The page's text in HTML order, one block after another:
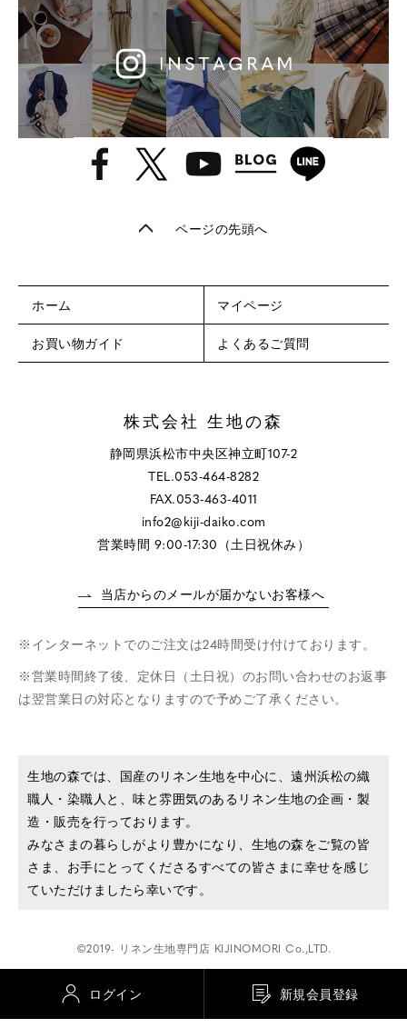
ページの先頭へ
ホーム マイページ
お買い物ガイド よくあるご質問
株式会社 生地の森
静岡県浜松市中央区神立町107-2
TEL.053-464-8282
FAX.053-463-4011
info2@kiji-daiko.com
営業時間 9:00-17:30（土日祝休み）
当店からのメールが届かないお客様へ
インターネットでのご注文は24時間受け付けております。
営業時間終了後、定休日（土日祝）のお問い合わせのお返事
は翌営業日の対応となりますので予めご了承ください。
生地の森では、国産のリネン生地を中心に、遠州浜松の織
職人・染職人と、味と雰囲気のあるリネン生地の企画・製
造・販売を行っております。
みなさまの暮らしがより豊かになり、生地の森をご覧の皆
さま、お手にとってくださるすべての皆さまに幸せを感じ
ていただけましたら幸いです。
©2019- リネン生地専門店 KIJINOMORI Co.,LTD.
ログイン 新規会員登録